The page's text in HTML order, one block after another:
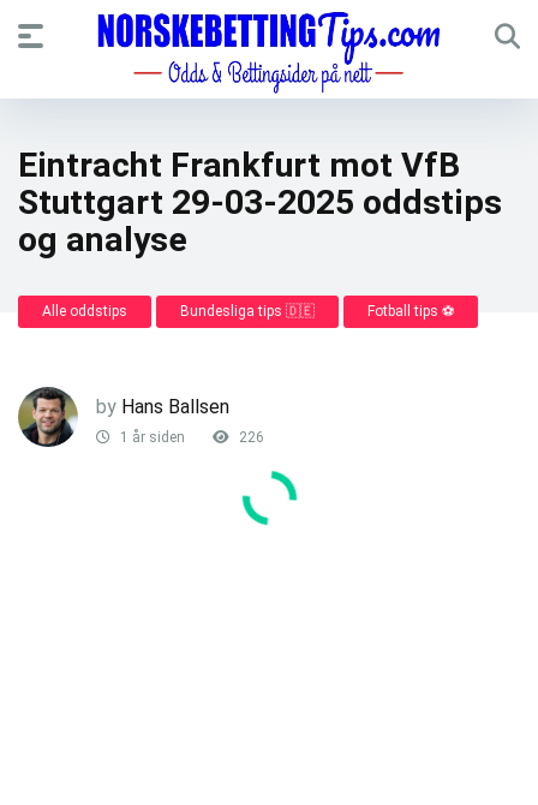
Eintracht Frankfurt mot VfB
Stuttgart 29-03-2025 oddstips
og analyse
Alle oddstips Bundesliga tips 🇩🇪 Fotball tips ⚽
by Hans Ballsen
1 år siden 226